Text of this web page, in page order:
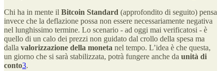
Chi ha in mente il Bitcoin Standard (approfondito di seguito) pensa
invece che la deflazione possa non essere necessariamente negativa
nel lunghissimo termine. Lo scenario - ad oggi mai verificatosi - è
quello di un calo dei prezzi non guidato dal crollo della spesa ma
dalla valorizzazione della moneta nel tempo. L’idea è che questa,
un giorno che si sarà stabilizzata, potrà fungere anche da unità di
conto3.